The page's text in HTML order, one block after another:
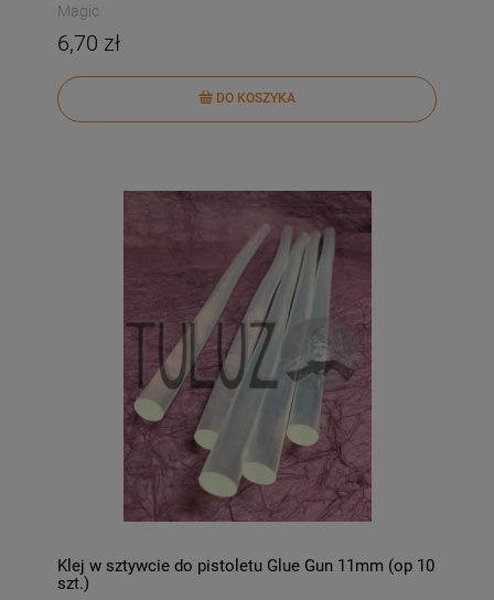
Magic
6,70 zł
DO KOSZYKA
Klej w sztywcie do pistoletu Glue Gun 11mm (op 10
szt.)